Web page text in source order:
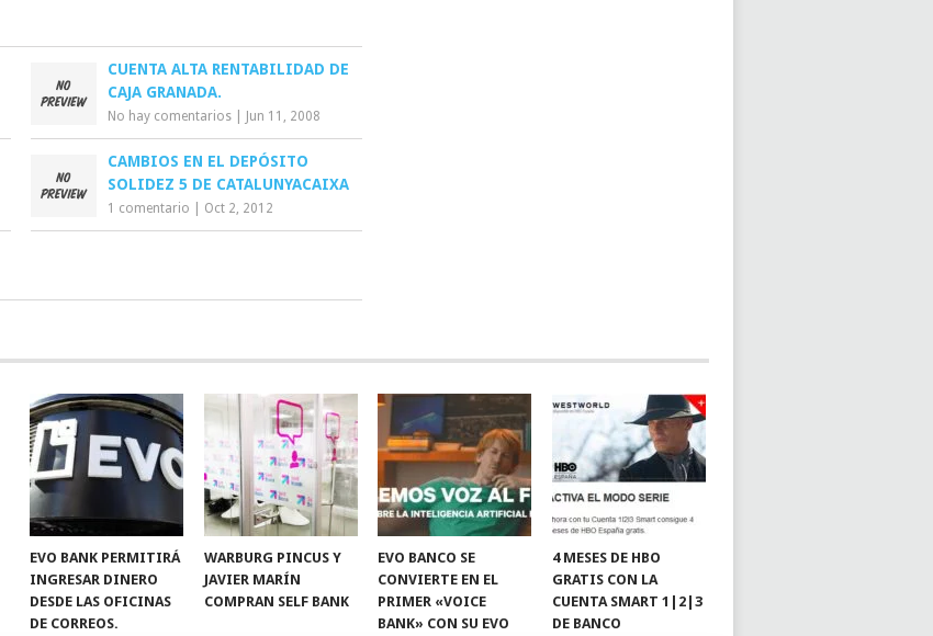
CUENTA ALTA RENTABILIDAD DE
CAJA GRANADA.
No hay comentarios Jun 11, 2008
CAMBIOS EN EL DEPÓSITO
SOLIDEZ 5 DE CATALUNYACAIXA
1 comentario Oct 2, 2012
EVO BANK PERMITIRÁ
INGRESAR DINERO
DESDE LAS OFICINAS
DE CORREOS.
WARBURG PINCUS Y
JAVIER MARÍN
COMPRAN SELF BANK
EVO BANCO SE
CONVIERTE EN EL
PRIMER «VOICE
BANK» CON SU EVO
4 MESES DE HBO
GRATIS CON LA
CUENTA SMART 1|2|3
DE BANCO